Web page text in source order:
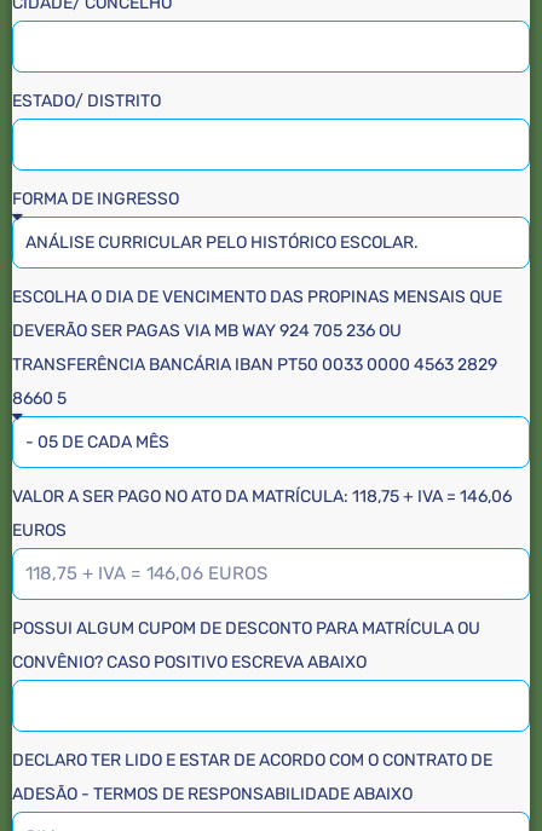
ESTADO/ DISTRITO
FORMA DE INGRESSO
ESCOLHA O DIA DE VENCIMENTO DAS PROPINAS MENSAIS QUE
DEVERÃO SER PAGAS VIA MB WAY 924 705 236 OU
TRANSFERÊNCIA BANCÁRIA IBAN PT50 0033 0000 4563 2829
8660 5
VALOR A SER PAGO NO ATO DA MATRÍCULA: 118,75 + IVA = 146,06
EUROS
POSSUI ALGUM CUPOM DE DESCONTO PARA MATRÍCULA OU
CONVÊNIO? CASO POSITIVO ESCREVA ABAIXO
DECLARO TER LIDO E ESTAR DE ACORDO COM O CONTRATO DE
ADESÃO - TERMOS DE RESPONSABILIDADE ABAIXO